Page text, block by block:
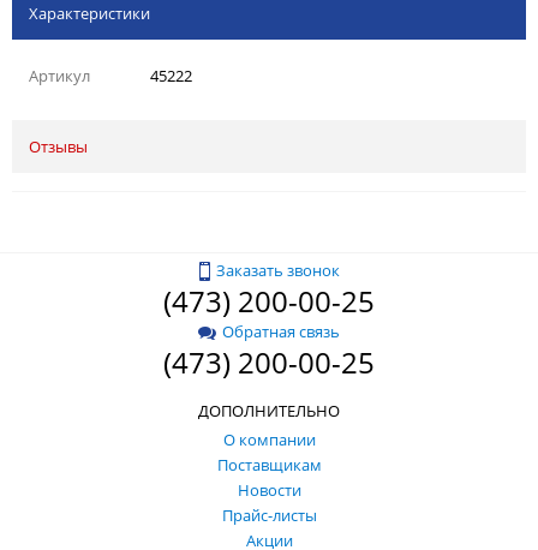
Характеристики
Артикул 45222
Отзывы
Заказать звонок
(473) 200-00-25
Обратная связь
(473) 200-00-25
ДОПОЛНИТЕЛЬНО
О компании
Поставщикам
Новости
Прайс-листы
Акции